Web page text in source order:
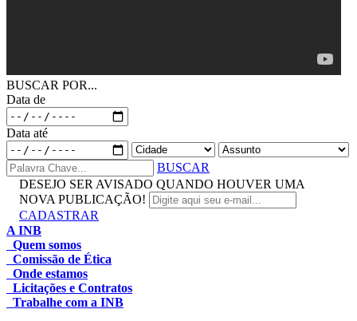
BUSCAR POR...
Data de
Data até
BUSCAR
DESEJO SER AVISADO QUANDO HOUVER UMA
NOVA PUBLICAÇÃO!
CADASTRAR
A INB
Quem somos
Comissão de Ética
Onde estamos
Licitações e Contratos
Trabalhe com a INB